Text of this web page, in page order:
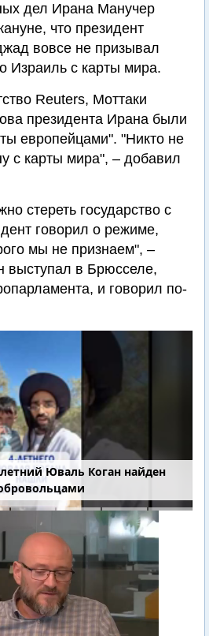
дел Ирана Манучер
что президент
вовсе не призывал
Израиль с карты мира.
Reuters, Моттаки
президента Ирана были
европейцами". "Никто не
с карты мира", – добавил
стереть государство с
говорил о режиме,
мы не признаем", –
выступал в Брюсселе,
и говорил по-
Юваль Коган найден